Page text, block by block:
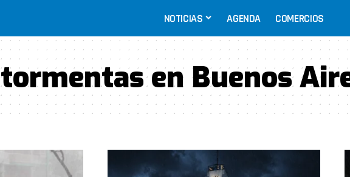
NOTICIAS AGENDA COMERCIOS
tormentas en Buenos